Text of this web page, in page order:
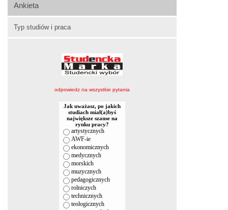
Ankieta
Typ studiów i praca
odpowiedz na wszystkie pytania